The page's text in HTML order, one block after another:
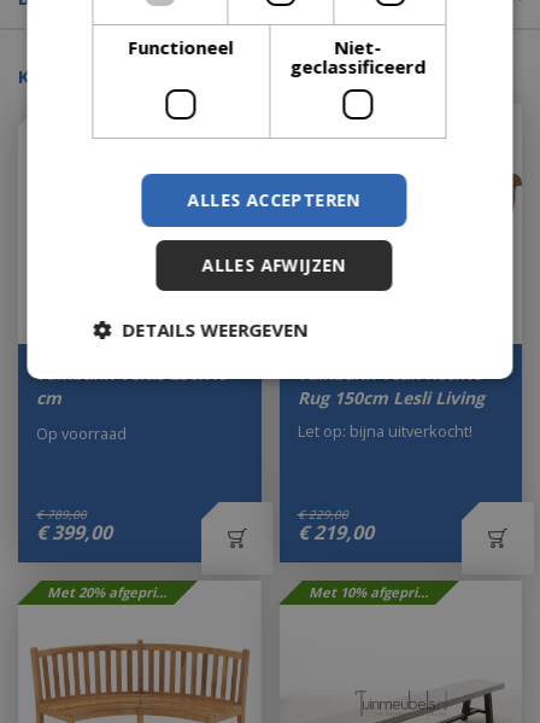
Kijk ook eens naar:
Tuinbank Veltis 250x40
cm
€ 789,00
€ 399,00
Op voorraad
Tuinbank Teak Rechte
Rug 150cm Lesli Living
€ 229,00
€ 219,00
Let op: bijna uitverkocht!
Met 20% afgeprijsd Met 10% afgeprijsd
Functioneel
Niet-
geclassificeerd
ALLES ACCEPTEREN
ALLES AFWIJZEN
DETAILS WEERGEVEN